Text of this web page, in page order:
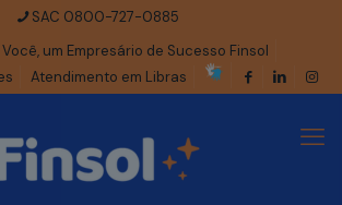
SAC 0800-727-0885
Você, um Empresário de Sucesso Finsol
Atendimento em Libras